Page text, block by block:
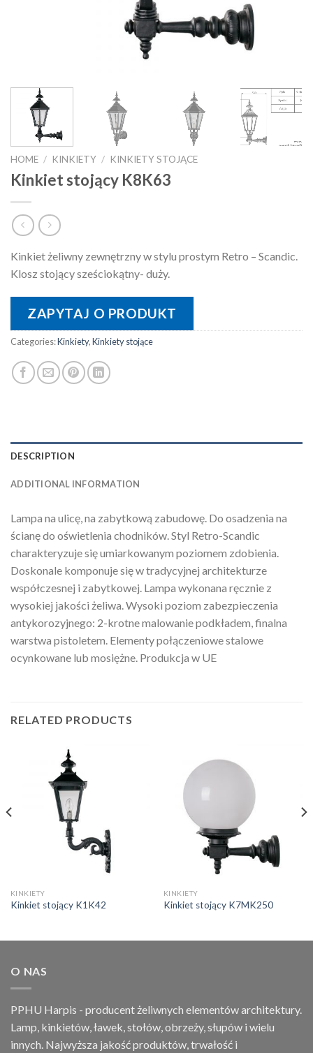
HOME / KINKIETY / KINKIETY STOJĄCE
Kinkiet stojący K8K63
Kinkiet żeliwny zewnętrzny w stylu prostym Retro – Scandic.
Klosz stojący sześciokątny- duży.
ZAPYTAJ O PRODUKT
Categories:Kinkiety,Kinkiety stojące
DESCRIPTION
ADDITIONAL INFORMATION
Lampa na ulicę, na zabytkową zabudowę. Do osadzenia na
ścianę do oświetlenia chodników. Styl Retro-Scandic
charakteryzuje się umiarkowanym poziomem zdobienia.
Doskonale komponuje się w tradycyjnej architekturze
współczesnej i zabytkowej. Lampa wykonana ręcznie z
wysokiej jakości żeliwa. Wysoki poziom zabezpieczenia
antykorozyjnego: 2-krotne malowanie podkładem, finalna
warstwa pistoletem. Elementy połączeniowe stalowe
ocynkowane lub mosiężne. Produkcja w UE
RELATED PRODUCTS
KINKIETY
Kinkiet stojący K1K42
KINKIETY
Kinkiet stojący K7MK250
O NAS
PPHU Harpis - producent żeliwnych elementów architektury.
Lamp, kinkietów, ławek, stołów, obrzeży, słupów i wielu
innych. Najwyższa jakość produktów, trwałość i